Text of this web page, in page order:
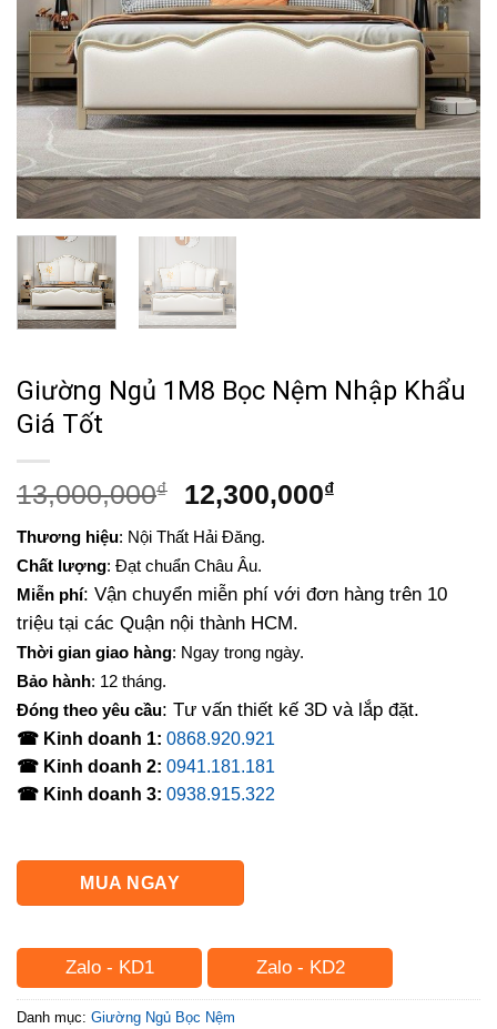
Giường Ngủ 1M8 Bọc Nệm Nhập Khẩu
Giá Tốt
13,000,000₫
Giá
là:
13,000,000₫.
12,300,000₫Giá
12,300,000₫.
Thương hiệu: Nội Thất Hải Đăng.
Chất lượng: Đạt chuẩn Châu Âu.
Miễn phí: Vận chuyển miễn phí với đơn hàng trên 10
triệu tại các Quận nội thành HCM.
Thời gian giao hàng: Ngay trong ngày.
Bảo hành: 12 tháng.
Đóng theo yêu cầu: Tư vấn thiết kế 3D và lắp đặt.
☎ Kinh doanh 1: 0868.920.921
☎ Kinh doanh 2: 0941.181.181
☎ Kinh doanh 3: 0938.915.322
MUA NGAY
Zalo - KD1 Zalo - KD2
Danh mục: Giường Ngủ Bọc Nệm